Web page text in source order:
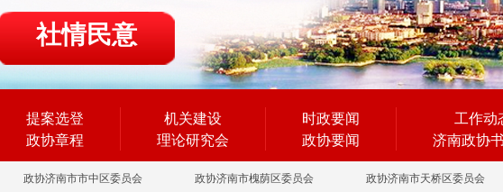
社情民意
提案选登
政协章程
机关建设
理论研究会
时政要闻
政协要闻
工作动
济南政协
政协济南市市中区委员会 政协济南市槐荫区委员会 政协济南市天桥区委员会